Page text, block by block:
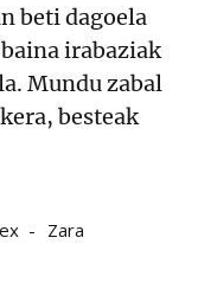
beti dagoela
irabaziak
Mundu zabal
besteak
Zara